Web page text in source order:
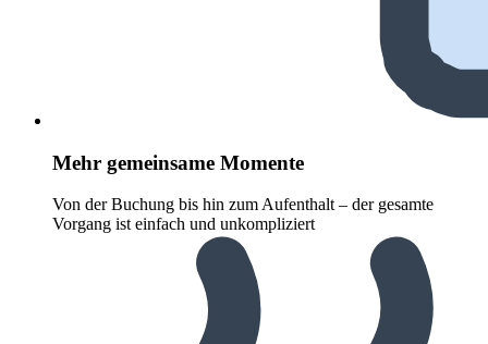
Mehr gemeinsame Momente
Von der Buchung bis hin zum Aufenthalt – der gesamte
Vorgang ist einfach und unkompliziert